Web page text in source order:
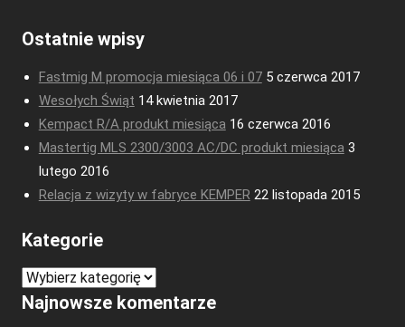
Ostatnie wpisy
Fastmig M promocja miesiąca 06 i 07 5 czerwca 2017
Wesołych Świąt 14 kwietnia 2017
Kempact R/A produkt miesiąca 16 czerwca 2016
Mastertig MLS 2300/3003 AC/DC produkt miesiąca 3
lutego 2016
Relacja z wizyty w fabryce KEMPER 22 listopada 2015
Kategorie
Kategorie
Najnowsze komentarze